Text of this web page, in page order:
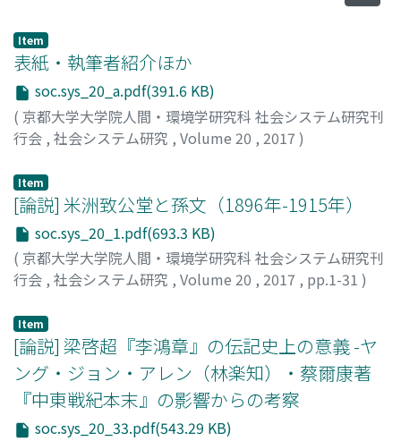
Item
表紙・執筆者紹介ほか
soc.sys_20_a.pdf(391.6 KB)
( 京都大学大学院人間・環境学研究科 社会システム研究刊
行会 , 社会システム研究 , Volume 20 , 2017 )
Item
[論説] 米洲致公堂と孫文（1896年-1915年）
soc.sys_20_1.pdf(693.3 KB)
( 京都大学大学院人間・環境学研究科 社会システム研究刊
行会 , 社会システム研究 , Volume 20 , 2017 , pp.1-31 )
Item
[論説] 梁啓超『李鴻章』の伝記史上の意義 -ヤ
ング・ジョン・アレン（林楽知）・蔡爾康著
『中東戦紀本末』の影響からの考察
soc.sys_20_33.pdf(543.29 KB)